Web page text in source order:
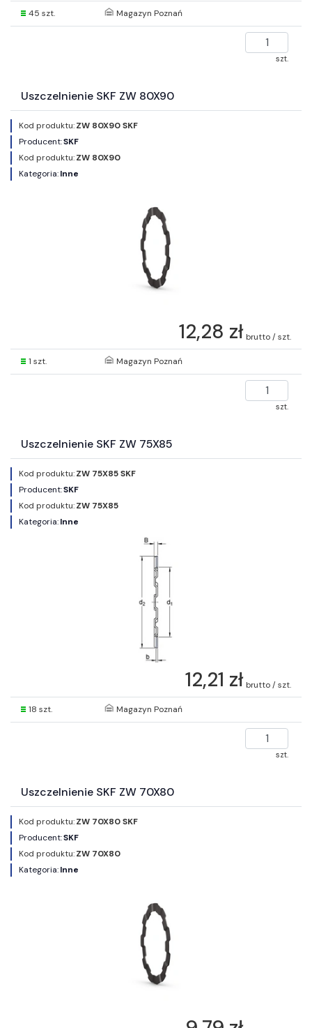
45 szt. Magazyn Poznań
szt.
Uszczelnienie SKF ZW 80X90
Kod produktu:ZW 80X90 SKF
Producent:SKF
Kod produktu:ZW 80X90
Kategoria:Inne
12,28 zł brutto / szt.
1 szt. Magazyn Poznań
szt.
Uszczelnienie SKF ZW 75X85
Kod produktu:ZW 75X85 SKF
Producent:SKF
Kod produktu:ZW 75X85
Kategoria:Inne
12,21 zł brutto / szt.
18 szt. Magazyn Poznań
szt.
Uszczelnienie SKF ZW 70X80
Kod produktu:ZW 70X80 SKF
Producent:SKF
Kod produktu:ZW 70X80
Kategoria:Inne